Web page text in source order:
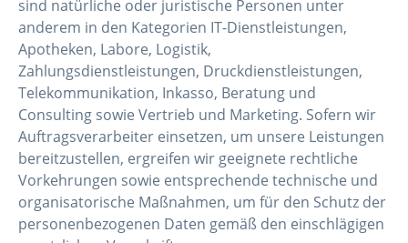
sind natürliche oder juristische Personen unter
anderem in den Kategorien IT-Dienstleistungen,
Apotheken, Labore, Logistik,
Zahlungsdienstleistungen, Druckdienstleistungen,
Telekommunikation, Inkasso, Beratung und
Consulting sowie Vertrieb und Marketing. Sofern wir
Auftragsverarbeiter einsetzen, um unsere Leistungen
bereitzustellen, ergreifen wir geeignete rechtliche
Vorkehrungen sowie entsprechende technische und
organisatorische Maßnahmen, um für den Schutz der
personenbezogenen Daten gemäß den einschlägigen